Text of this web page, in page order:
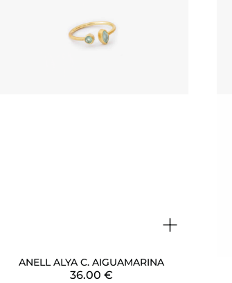
+
ANELL ALYA C. AIGUAMARINA
36.00 €